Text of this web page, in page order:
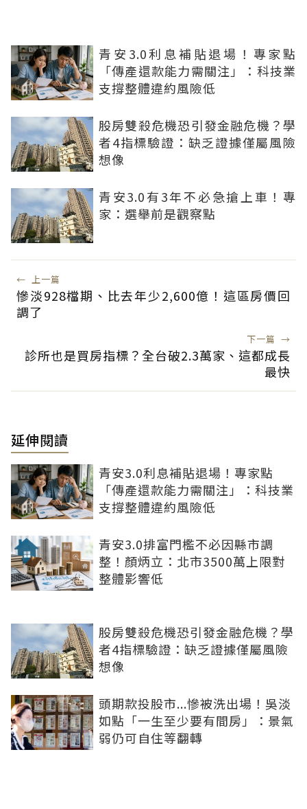
青安3.0利息補貼退場！專家點
「傳產還款能力需關注」：科技業
支撐整體違約風險低
股房雙殺危機恐引發金融危機？學
者4指標驗證：缺乏證據僅屬風險
想像
青安3.0有3年不必急搶上車！專
家：選舉前是觀察點
← 上一篇
慘淡928檔期、比去年少2,600億！這區房價回
調了
下一篇 →
診所也是買房指標？全台破2.3萬家、這都成長
最快
延伸閱讀
青安3.0利息補貼退場！專家點
「傳產還款能力需關注」：科技業
支撐整體違約風險低
青安3.0排富門檻不必因縣市調
整！顏炳立：北市3500萬上限對
整體影響低
股房雙殺危機恐引發金融危機？學
者4指標驗證：缺乏證據僅屬風險
想像
頭期款投股市...慘被洗出場！吳淡
如點「一生至少要有間房」：景氣
弱仍可自住等翻轉